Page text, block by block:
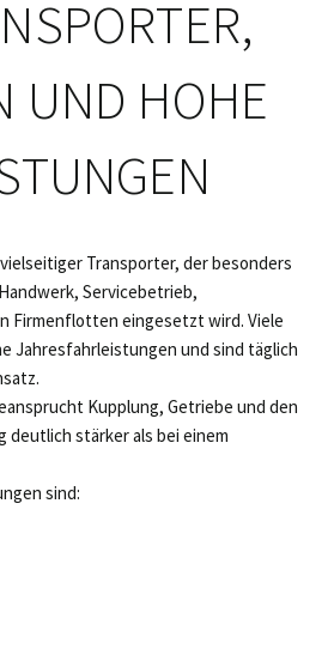
UND HOHE
Transporter, der besonders
Servicebetrieb,
Firmenflotten eingesetzt wird. Viele
Jahresfahrleistungen und sind täglich
Kupplung, Getriebe und den
deutlich stärker als bei einem
sind: